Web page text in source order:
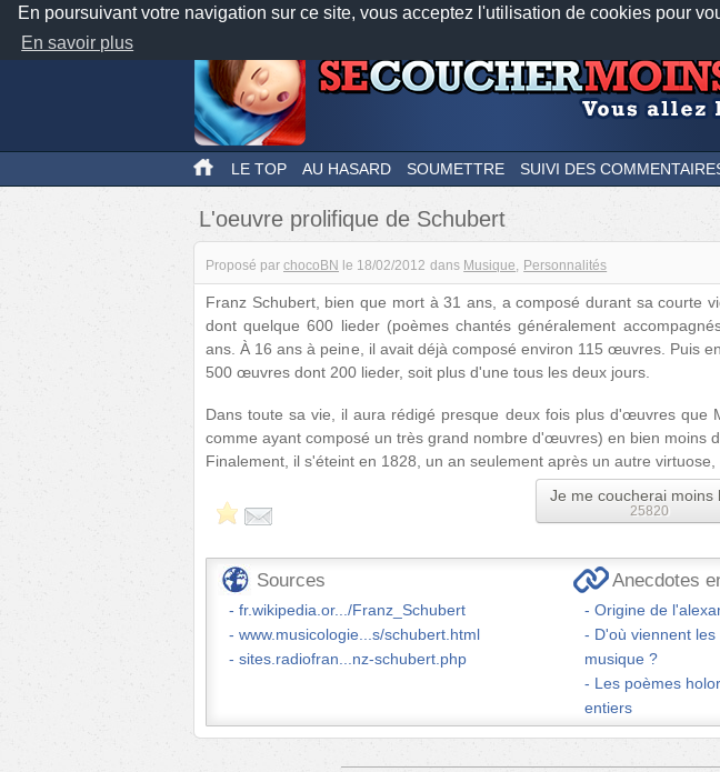
En poursuivant votre navigation sur ce site, vous acceptez l'utilisation de cookies pour
En savoir plus
Nos applications
LE TOP AU HASARD SOUMETTRE SUIVI DES
L'oeuvre prolifique de Schubert
Proposé par chocoBN le 18/02/2012 dans Musique Personnalités
Franz Schubert, bien que mort à 31 ans, a composé durant sa courte
dont quelque 600 lieder (poèmes chantés généralement
ans. À 16 ans à peine, il avait déjà composé environ 115 œuvres. Puis
500 œuvres dont 200 lieder, soit plus d'une tous les deux jours.
Dans toute sa vie, il aura rédigé presque deux fois plus d'œuvres que
comme ayant composé un très grand nombre d'œuvres) en bien moins
Finalement, il s'éteint en 1828, un an seulement après un autre virtuose,
Je me coucherai moins
25820
Sources
fr.wikipedia.or.../Franz_Schubert
www.musicologie...s/schubert.html
sites.radiofran...nz-schubert.php
Anecdotes
Origine de
D'où viennent
musique ?
Les poèmes
entiers